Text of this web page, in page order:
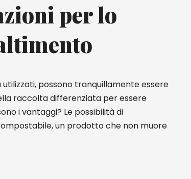
per lo
possono tranquillamente essere
raccolta differenziata per essere
i vantaggi? Le possibilità di
un prodotto che non muore